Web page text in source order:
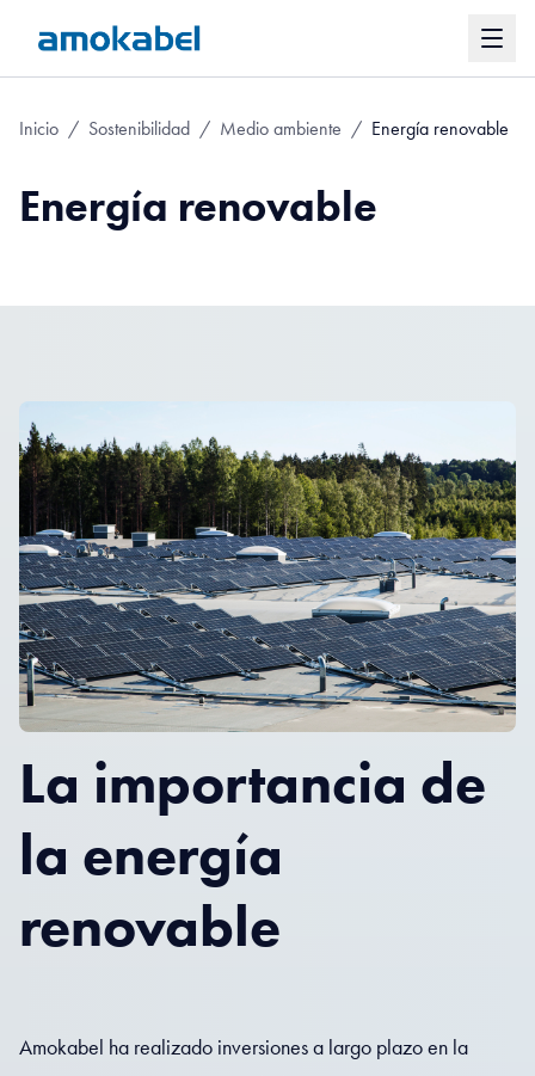
Inicio / Sostenibilidad / Medio ambiente / Energía renovable
Energía renovable
La importancia de
la energía
renovable
Amokabel ha realizado inversiones a largo plazo en la